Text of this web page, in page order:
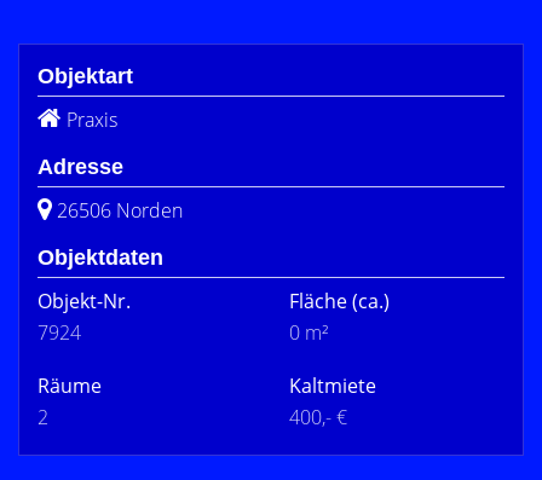
Objektart
Praxis
Adresse
26506 Norden
Objektdaten
Objekt-Nr.
7924
Fläche(ca.)
0 m²
Räume
2
Kaltmiete
400,- €